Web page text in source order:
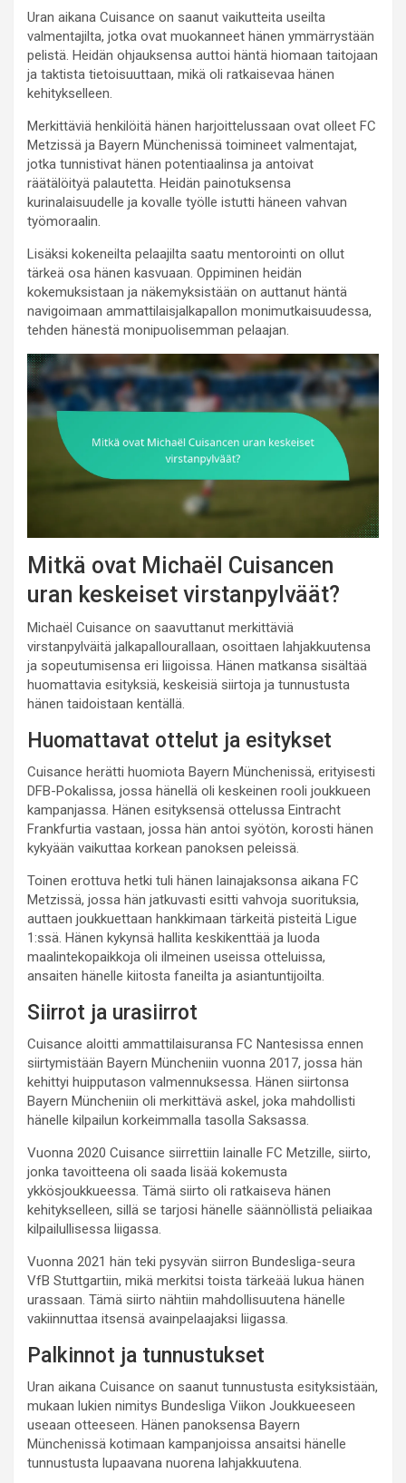
Uran aikana Cuisance on saanut vaikutteita useilta
valmentajilta, jotka ovat muokanneet hänen ymmärrystään
pelistä. Heidän ohjauksensa auttoi häntä hiomaan taitojaan
ja taktista tietoisuuttaan, mikä oli ratkaisevaa hänen
kehitykselleen.
Merkittäviä henkilöitä hänen harjoittelussaan ovat olleet FC
Metzissä ja Bayern Münchenissä toimineet valmentajat,
jotka tunnistivat hänen potentiaalinsa ja antoivat
räätälöityä palautetta. Heidän painotuksensa
kurinalaisuudelle ja kovalle työlle istutti häneen vahvan
työmoraalin.
Lisäksi kokeneilta pelaajilta saatu mentorointi on ollut
tärkeä osa hänen kasvuaan. Oppiminen heidän
kokemuksistaan ja näkemyksistään on auttanut häntä
navigoimaan ammattilaisjalkapallon monimutkaisuudessa,
tehden hänestä monipuolisemman pelaajan.
Mitkä ovat Michaël Cuisancen
uran keskeiset virstanpylväät?
Michaël Cuisance on saavuttanut merkittäviä
virstanpylväitä jalkapallourallaan, osoittaen lahjakkuutensa
ja sopeutumisensa eri liigoissa. Hänen matkansa sisältää
huomattavia esityksiä, keskeisiä siirtoja ja tunnustusta
hänen taidoistaan kentällä.
Huomattavat ottelut ja esitykset
Cuisance herätti huomiota Bayern Münchenissä, erityisesti
DFB-Pokalissa, jossa hänellä oli keskeinen rooli joukkueen
kampanjassa. Hänen esityksensä ottelussa Eintracht
Frankfurtia vastaan, jossa hän antoi syötön, korosti hänen
kykyään vaikuttaa korkean panoksen peleissä.
Toinen erottuva hetki tuli hänen lainajaksonsa aikana FC
Metzissä, jossa hän jatkuvasti esitti vahvoja suorituksia,
auttaen joukkuettaan hankkimaan tärkeitä pisteitä Ligue
1:ssä. Hänen kykynsä hallita keskikenttää ja luoda
maalintekopaikkoja oli ilmeinen useissa otteluissa,
ansaiten hänelle kiitosta faneilta ja asiantuntijoilta.
Siirrot ja urasiirrot
Cuisance aloitti ammattilaisuransa FC Nantesissa ennen
siirtymistään Bayern Müncheniin vuonna 2017, jossa hän
kehittyi huipputason valmennuksessa. Hänen siirtonsa
Bayern Müncheniin oli merkittävä askel, joka mahdollisti
hänelle kilpailun korkeimmalla tasolla Saksassa.
Vuonna 2020 Cuisance siirrettiin lainalle FC Metzille, siirto,
jonka tavoitteena oli saada lisää kokemusta
ykkösjoukkueessa. Tämä siirto oli ratkaiseva hänen
kehitykselleen, sillä se tarjosi hänelle säännöllistä peliaikaa
kilpailullisessa liigassa.
Vuonna 2021 hän teki pysyvän siirron Bundesliga-seura
VfB Stuttgartiin, mikä merkitsi toista tärkeää lukua hänen
urassaan. Tämä siirto nähtiin mahdollisuutena hänelle
vakiinnuttaa itsensä avainpelaajaksi liigassa.
Palkinnot ja tunnustukset
Uran aikana Cuisance on saanut tunnustusta esityksistään,
mukaan lukien nimitys Bundesliga Viikon Joukkueeseen
useaan otteeseen. Hänen panoksensa Bayern
Münchenissä kotimaan kampanjoissa ansaitsi hänelle
tunnustusta lupaavana nuorena lahjakkuutena.